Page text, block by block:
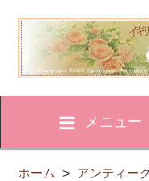
メニュー
ホーム > アンティー